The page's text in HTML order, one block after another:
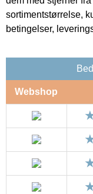
sortimentstørrelse,
betingelser,
Webshop